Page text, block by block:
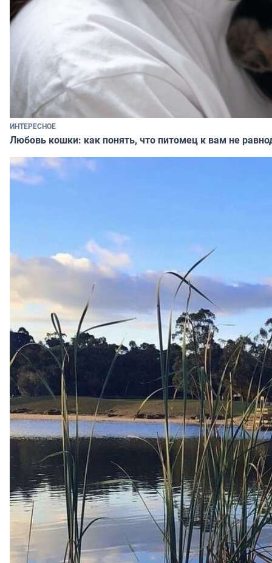
ИНТЕРЕСНОЕ
Любовь кошки: как понять, что питомец к вам не